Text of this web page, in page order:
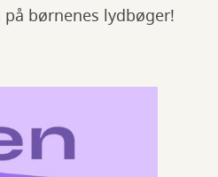
børnenes lydbøger!